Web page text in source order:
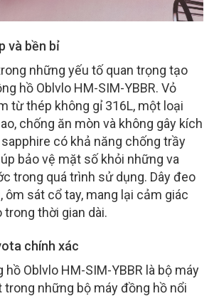
và bền bỉ
những yếu tố quan trọng tạo
hồ Oblvlo HM-SIM-YBBR. Vỏ
từ thép không gỉ 316L, một loại
chống ăn mòn và không gây kích
có khả năng chống trầy
bảo vệ mặt số khỏi những va
trong quá trình sử dụng. Dây đeo
ôm sát cổ tay, mang lại cảm giác
thời gian dài.
chính xác
hồ Oblvlo HM-SIM-YBBR là bộ máy
trong những bộ máy đồng hồ nổi